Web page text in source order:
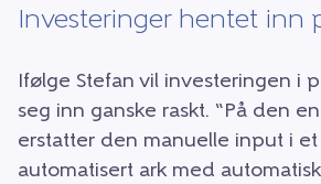
Investeringer hentet inn
Ifølge Stefan vil investeringen i
seg inn ganske raskt. “På den
erstatter den manuelle input i et
automatisert ark med